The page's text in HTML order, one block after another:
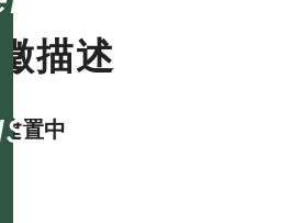
徵描述
置中